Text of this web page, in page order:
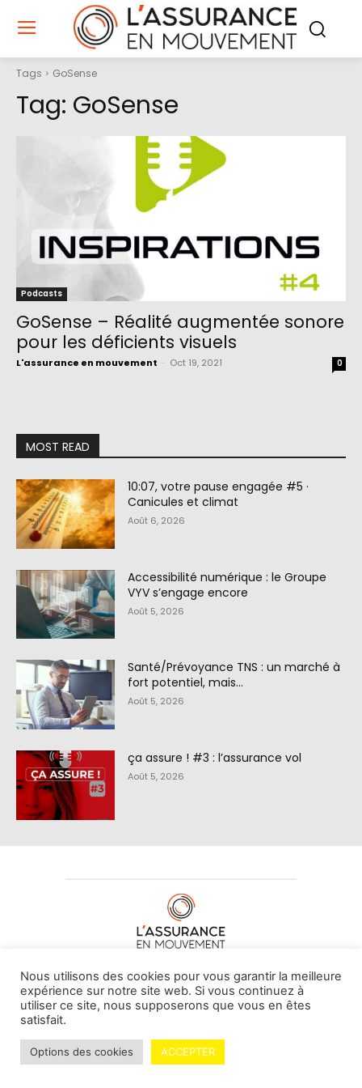
Tags GoSense
Tag: GoSense
Podcasts
GoSense – Réalité augmentée sonore
pour les déficients visuels
L'assurance en mouvement Oct 19, 2021 0
MOST READ
10:07, votre pause engagée #5 ·
Canicules et climat
Août 6, 2026
Accessibilité numérique : le Groupe
VYV s’engage encore
Août 5, 2026
Santé/Prévoyance TNS : un marché à
fort potentiel, mais…
Août 5, 2026
ça assure ! #3 : l’assurance vol
Août 5, 2026
À PROPOS DE NOUS•CONTACT
© L'assurance en mouvement -By Vovoxx Média
Mentions légales Contributeurs
Nous utilisons des cookies pour vous garantir la meilleure
expérience sur notre site web. Si vous continuez à
utiliser ce site, nous supposerons que vous en êtes
satisfait.
Options des cookies ACCEPTER